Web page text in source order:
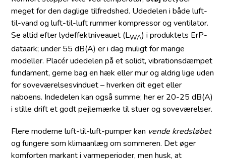
meget for den daglige tilfredshed. Udedelen i både luft-
til-vand og luft-til-luft rummer kompressor og ventilator.
Se altid efter lydeffektniveauet (LWA) i produktets ErP-
dataark; under 55 dB(A) er i dag muligt for mange
modeller. Placér udedelen på et solidt, vibrationsdæmpet
fundament, gerne bag en hæk eller mur og aldrig lige uden
for soveværelsesvinduet – hverken dit eget eller
naboens. Indedelen kan også summe; her er 20-25 dB(A)
i stille drift et godt pejlemærke til stuer og soveværelser.
Flere moderne luft-til-luft-pumper kan vende kredsløbet
og fungere som klimaanlæg om sommeren. Det øger
komforten markant i varmeperioder, men husk, at